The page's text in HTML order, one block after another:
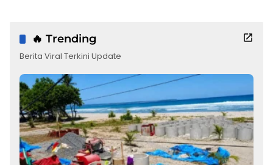
🔥 Trending
Berita Viral Terkini Update